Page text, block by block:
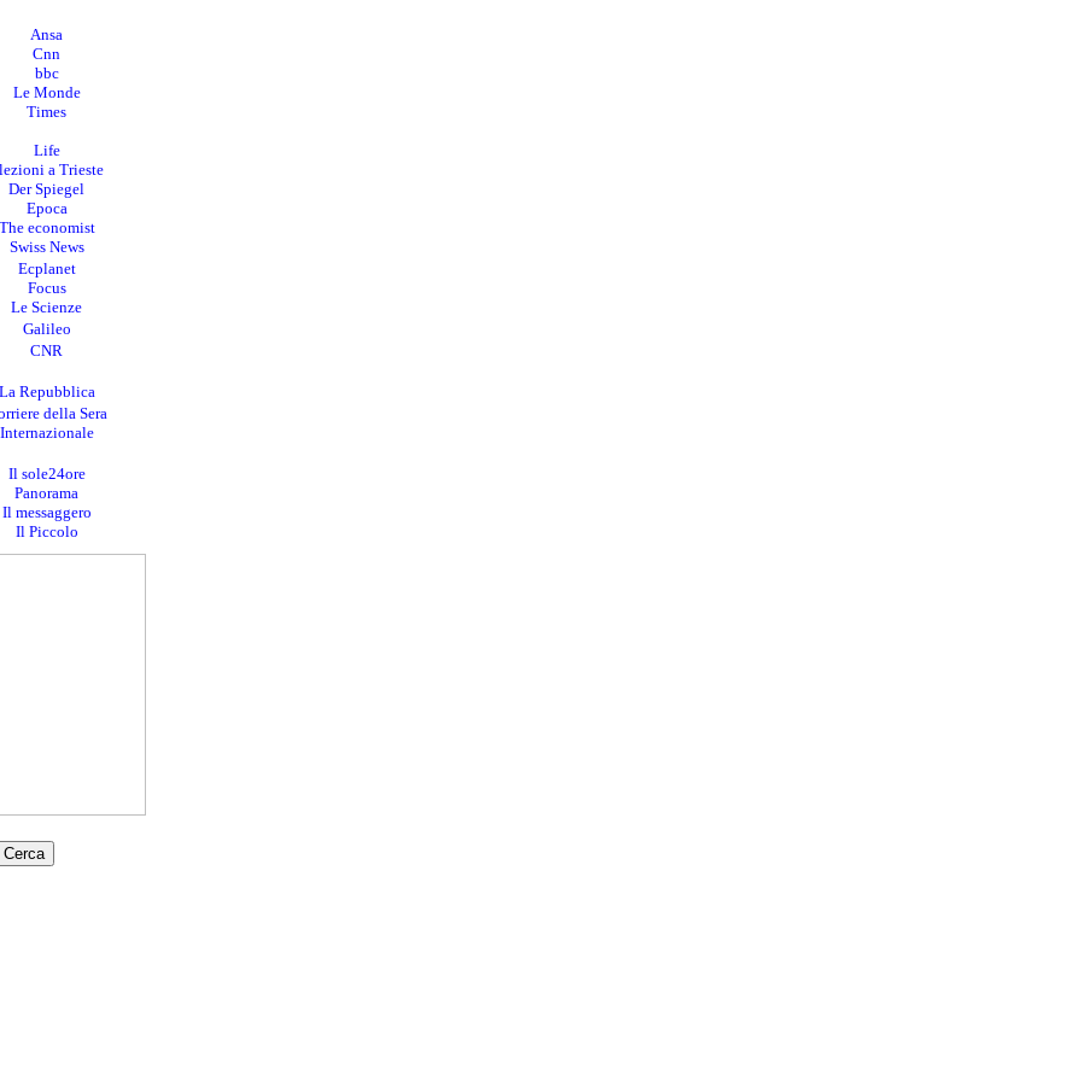
Ansa
Cnn
bbc
Le Monde
Times
Life
a Trieste
Der Spiegel
Epoca
economist
Swiss News
Ecplanet
Focus
Le Scienze
Galileo
CNR
Repubblica
della Sera
Internazionale
Il sole24ore
Panorama
Il messaggero
Il Piccolo